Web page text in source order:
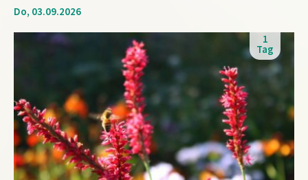
Do, 03.09.2026
1
Tag